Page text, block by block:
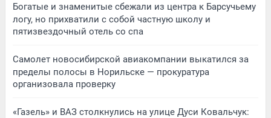
Богатые и знаменитые сбежали из центра к Барсучьему
логу, но прихватили с собой частную школу и
пятизвездочный отель со спа
Самолет новосибирской авиакомпании выкатился за
пределы полосы в Норильске — прокуратура
организовала проверку
«Газель» и ВАЗ столкнулись на улице Дуси Ковальчук: